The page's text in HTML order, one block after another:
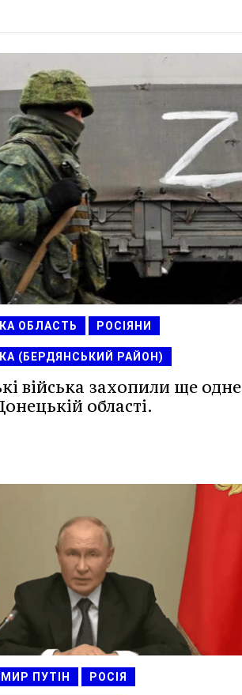
ОБЛАСТЬ РОСІЯНИ
(БЕРДЯНСЬКИЙ РАЙОН)
війська захопили ще одне
області.
ПУТІН РОСІЯ